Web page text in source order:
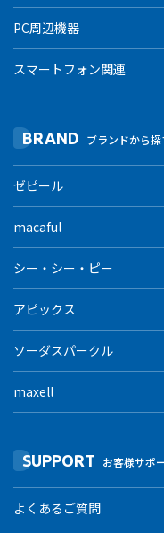
PC周辺機器
スマートフォン関連
BRAND ブランドから探
ゼピール
macaful
シー・シー・ピー
アピックス
ソーダスパークル
maxell
SUPPORT お客様サポ
よくあるご質問